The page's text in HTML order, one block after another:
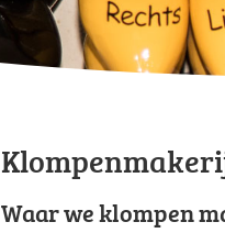
Waar we klompen